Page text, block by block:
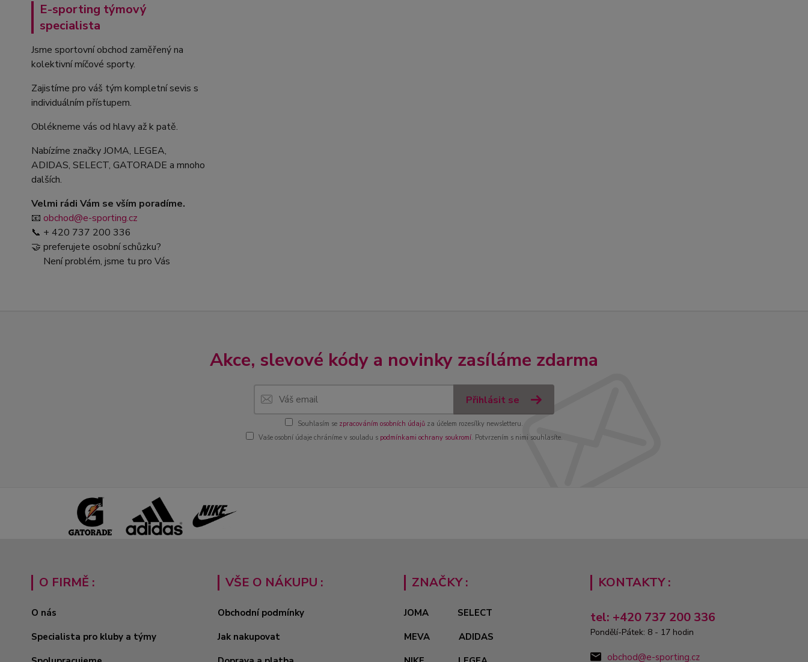
E-sporting týmový
specialista
Jsme sportovní obchod zaměřený na
kolektivní míčové sporty.
Zajistíme pro váš tým kompletní sevis s
individuálním přístupem.
Oblékneme vás od hlavy až k patě.
Nabízíme značky JOMA, LEGEA,
ADIDAS, SELECT, GATORADE a mnoho
dalších.
Velmi rádi Vám se vším poradíme.
📧 obchod@e-sporting.cz
📞 + 420 737 200 336
🤝 preferujete osobní schůzku?
Není problém, jsme tu pro Vás
Akce, slevové kódy a novinky zasíláme zdarma
Přihlásit se
Souhlasím se zpracováním osobních údajů za účelem rozesílky newsletteru.
Vaše osobní údaje chráníme v souladu s podmínkami ochrany soukromí. Potvrzením s nimi souhlasíte.
O FIRMĚ :
O nás
Specialista pro kluby a týmy
VŠE O NÁKUPU :
Obchodní podmínky
Jak nakupovat
ZNAČKY :
JOMA
SELECT
MEVA
ADIDAS
KONTAKTY :
tel: +420 737 200 336
Pondělí-Pátek: 8 - 17 hodin
obchod@e-sporting.cz